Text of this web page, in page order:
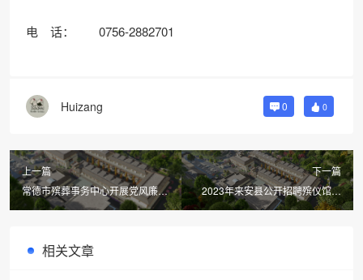
电 话： 0756-2882701
Huizang 0 0
上一篇
常德市殡葬事务中心开展党风廉政
建设“体检”
下一篇
2023年来安县公开招聘殡仪馆工
作人员考试成绩公布
相关文章